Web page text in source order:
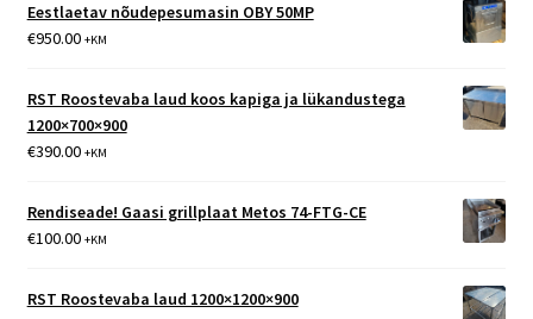
Eestlaetav nõudepesumasin OBY 50MP
€950.00 +KM
RST Roostevaba laud koos kapiga ja lükandustega
1200×700×900
€390.00 +KM
Rendiseade! Gaasi grillplaat Metos 74-FTG-CE
€100.00 +KM
RST Roostevaba laud 1200×1200×900